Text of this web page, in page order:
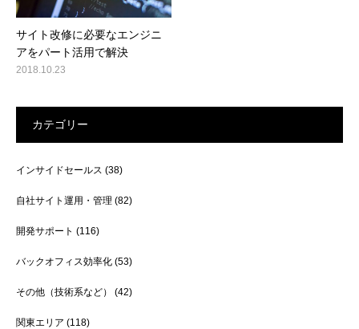
サイト改修に必要なエンジニ
アをパート活用で解決
2018.10.23
カテゴリー
インサイドセールス (38)
自社サイト運用・管理 (82)
開発サポート (116)
バックオフィス効率化 (53)
その他（技術系など） (42)
関東エリア (118)